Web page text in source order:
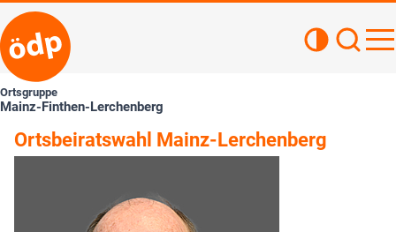
Ortsgruppe
Mainz-Finthen-Lerchenberg
Ortsbeiratswahl Mainz-Lerchenberg